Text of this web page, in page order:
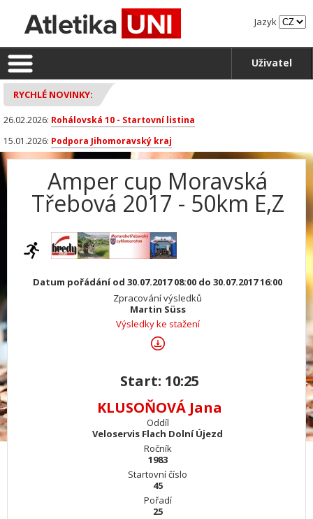
Jazyk
Uživatel
RYCHLÉ NOVINKY:
26.02.2026: Rohálovská 10 - Startovní listina
15.01.2026: Podpora Jihomoravský kraj
Amper cup Moravská
Třebová 2017 - 50km E,Z
Datum pořádání od 30.07.2017 08:00 do 30.07.2017 16:00
Zpracování výsledků
Martin Süss
Výsledky ke stažení
Start: 10:25
KLUSOŇOVÁ Jana
Oddíl
Veloservis Flach Dolní Újezd
Ročník
1983
Startovní číslo
45
Pořadí
25